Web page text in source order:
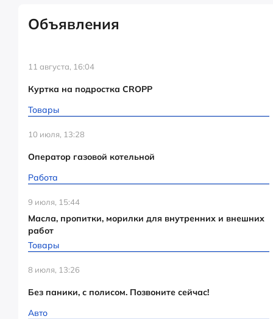
Объявления
11 августа, 16:04
Куртка на подростка CROPP
Товары
10 июля, 13:28
Оператор газовой котельной
Работа
9 июля, 15:44
Масла, пропитки, морилки для внутренних и внешних
работ
Товары
8 июля, 13:26
Без паники, с полисом. Позвоните сейчас!
Авто